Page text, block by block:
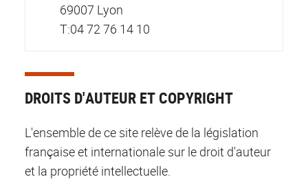
69007 Lyon
T:04 72 76 14 10
DROITS D'AUTEUR ET COPYRIGHT
L'ensemble de ce site relève de la législation
française et internationale sur le droit d'auteur
et la propriété intellectuelle.